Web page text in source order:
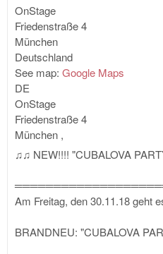
OnStage
Friedenstraße 4
München
Deutschland
See map: Google Maps
DE
OnStage
Friedenstraße 4
München ,
♫♫ NEW!!!! "CUBALOVA
Am Freitag, den 30.11.18 geht
BRANDNEU: "CUBALOVA